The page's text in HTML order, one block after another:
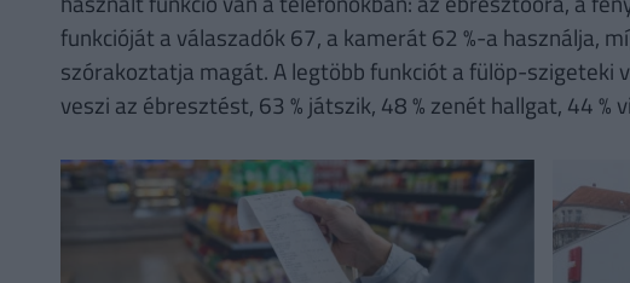
funkcióját a válaszadók 67, a kamerát 62 %-a használja,
szórakoztatja magát. A legtöbb funkciót a fülöp-szigeteki
veszi az ébresztést, 63 % játszik, 48 % zenét hallgat, 44 %